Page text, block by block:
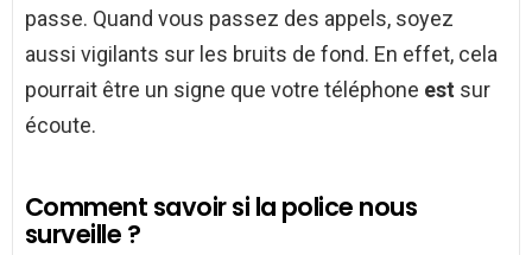
passe. Quand vous passez des appels, soyez
aussi vigilants sur les bruits de fond. En effet, cela
pourrait être un signe que votre téléphone est sur
écoute.
Comment savoir si la police nous
surveille ?